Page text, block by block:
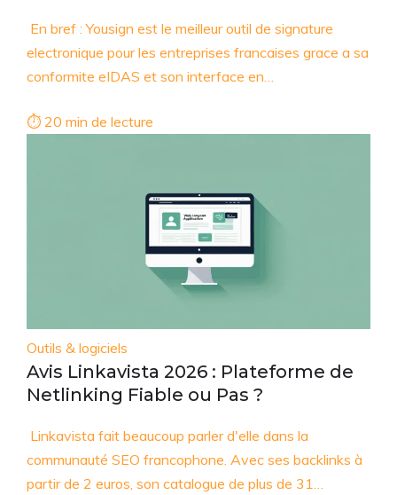
En bref : Yousign est le meilleur outil de signature
electronique pour les entreprises francaises grace a sa
conformite eIDAS et son interface en…
⏱ 20 min de lecture
Outils & logiciels
Avis Linkavista 2026 : Plateforme de
Netlinking Fiable ou Pas ?
Linkavista fait beaucoup parler d'elle dans la
communauté SEO francophone. Avec ses backlinks à
partir de 2 euros, son catalogue de plus de 31…